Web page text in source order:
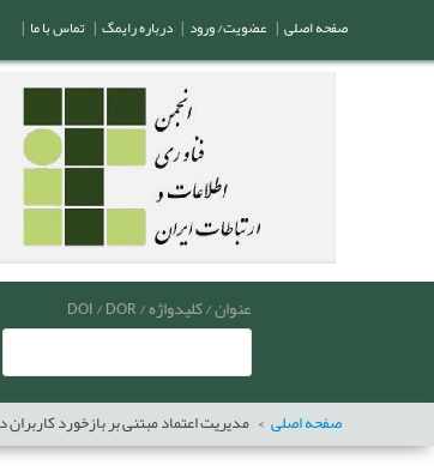
عنوان / کلیدواژه / DOI / DOR
صفحه اصلی مدیریت اعتماد مبتنی بر بازخورد کاربران
صفحه اصلی | عضویت/ ورود | درباره رایمگ | تماس با ما |